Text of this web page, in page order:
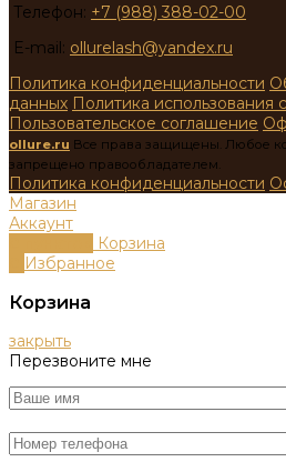
Телефон: +7 (988) 388-02-00
E-mail: ollurelash@yandex.ru
Политика конфиденциальности
данных Политика использования
Пользовательское соглашение
ollure.ru Все права защищены. Любое
запрещено правообладателем.
Политика конфиденциальности
Магазин
Аккаунт
Корзина
Избранное
Корзина
закрыть
Перезвоните мне